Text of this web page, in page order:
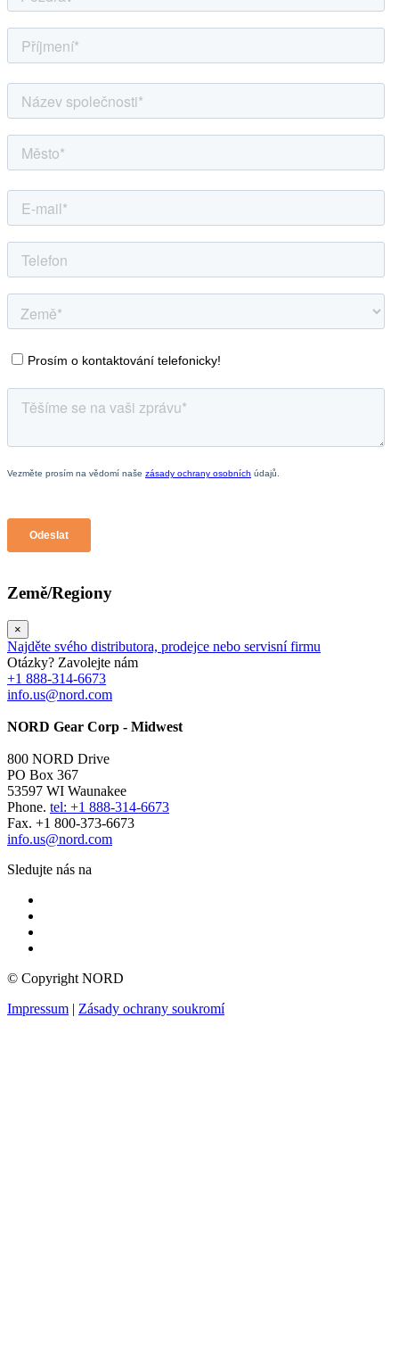
Země/Regiony
×
Najděte svého distributora, prodejce nebo servisní firmu
Otázky? Zavolejte nám
+1 888-314-6673
info.us@nord.com
NORD Gear Corp - Midwest
800 NORD Drive
PO Box 367
53597 WI Waunakee
Phone. tel: +1 888-314-6673
Fax. +1 800-373-6673
info.us@nord.com
Sledujte nás na
© Copyright NORD
Impressum | Zásady ochrany soukromí